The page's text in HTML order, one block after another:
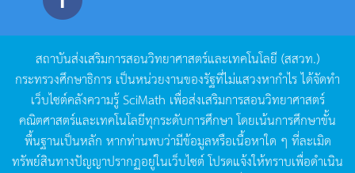
สถาบันส่งเสริมการสอนวิทยาศาสตร์และเทคโนโลยี (สสวท.)
กระทรวงศึกษาธิการ เป็นหน่วยงานของรัฐที่ไม่แสวงหากำไรได้จัดทำ
เว็บไซต์คลังความรู้SciMath เพื่อส่งเสริมการสอนวิทยาศาสตร์
คณิตศาสตร์และเทคโนโลยีทุกระดับการศึกษา โดยเน้นการศึกษาขั้น
พื้นฐานเป็นหลัก หากท่านพบว่ามีข้อมูลหรือเนื้อหาใด ๆ ที่ละเมิด
ทรัพย์สินทางปัญญาปรากฏอยู่ในเว็บไซต์โปรดแจ้งให้ทราบเพื่อดำเนิน